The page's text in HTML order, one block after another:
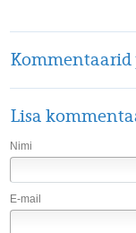
Lisa
Nimi
E-mail